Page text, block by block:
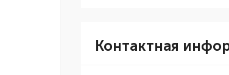
Контактная